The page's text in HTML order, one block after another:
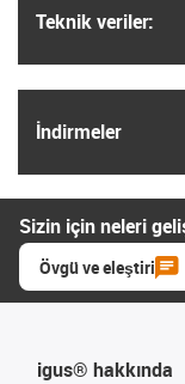
Teknik veriler:
İndirmeler
Sizin için neleri
Övgü ve eleştiri
igus® hakkında